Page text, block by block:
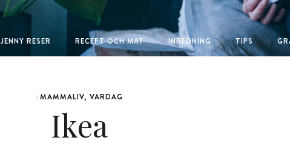
JENNY RESER RECEPT OCH MAT INREDNING TIPS
i MAMMALIV, VARDAG
Ikea